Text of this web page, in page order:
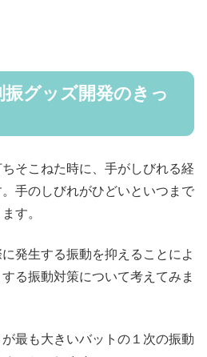
グッズ開発のきっ
そこねた時に、手がしびれる経
手のしびれがひどいといつまで
す。
発生する振動を抑えることによ
る振動対策について考えてみま
最も大きいバットの１次の振動